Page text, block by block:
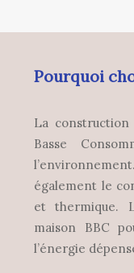
Pourquoi
La construction
Basse
également le
et thermique.
maison BBC
l’énergie